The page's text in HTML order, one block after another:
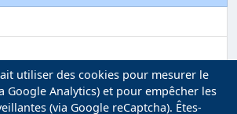
utiliser des cookies pour mesurer le
Google Analytics) et pour empêcher les
(via Google reCaptcha). Êtes-